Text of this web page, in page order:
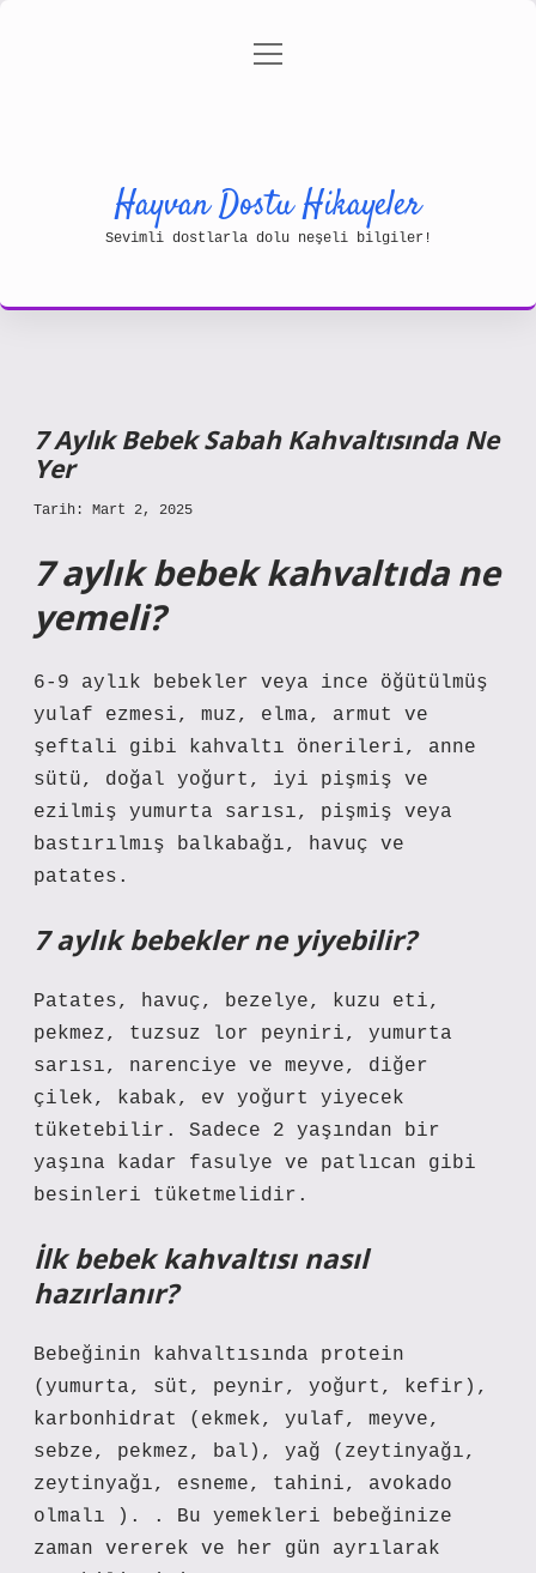
Gizlilik Politikası
menüyü
Hayvan Dostu Hikayeler
Sevimli dostlarla dolu neşeli bilgiler!
7 Aylık Bebek Sabah Kahvaltısında Ne
Yer
Tarih: Mart 2, 2025
7 aylık bebek kahvaltıda ne
yemeli?
6-9 aylık bebekler veya ince öğütülmüş
yulaf ezmesi, muz, elma, armut ve
şeftali gibi kahvaltı önerileri, anne
sütü, doğal yoğurt, iyi pişmiş ve
ezilmiş yumurta sarısı, pişmiş veya
bastırılmış balkabağı, havuç ve
patates.
7 aylık bebekler ne yiyebilir?
Patates, havuç, bezelye, kuzu eti,
pekmez, tuzsuz lor peyniri, yumurta
sarısı, narenciye ve meyve, diğer
çilek, kabak, ev yoğurt yiyecek
tüketebilir. Sadece 2 yaşından bir
yaşına kadar fasulye ve patlıcan gibi
besinleri tüketmelidir.
İlk bebek kahvaltısı nasıl
hazırlanır?
Bebeğinin kahvaltısında protein
(yumurta, süt, peynir, yoğurt, kefir),
karbonhidrat (ekmek, yulaf, meyve,
sebze, pekmez, bal), yağ (zeytinyağı,
zeytinyağı, esneme, tahini, avokado
olmalı ). . Bu yemekleri bebeğinize
zaman vererek ve her gün ayrılarak